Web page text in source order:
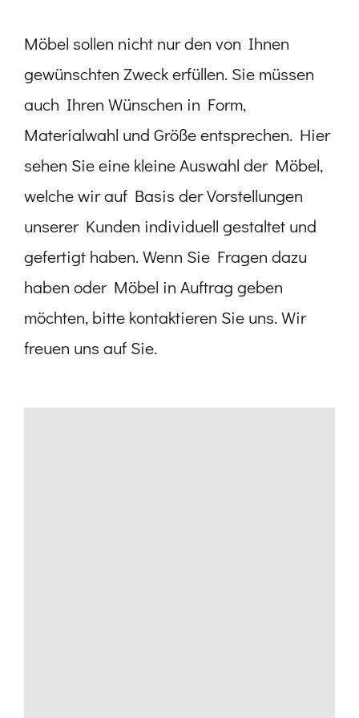
Möbel sollen nicht nur den von Ihnen
gewünschten Zweck erfüllen. Sie müssen
auch Ihren Wünschen in Form,
Materialwahl und Größe entsprechen. Hier
sehen Sie eine kleine Auswahl der Möbel,
welche wir auf Basis der Vorstellungen
unserer Kunden individuell gestaltet und
gefertigt haben. Wenn Sie Fragen dazu
haben oder Möbel in Auftrag geben
möchten, bitte kontaktieren Sie uns. Wir
freuen uns auf Sie.